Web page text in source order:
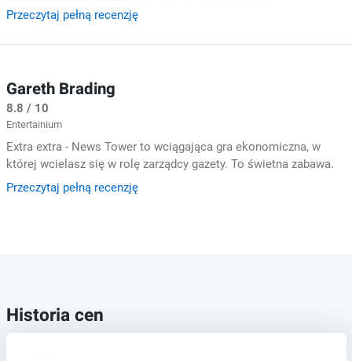
Przeczytaj pełną recenzję
Gareth Brading
8.8 / 10
Entertainium
Extra extra - News Tower to wciągająca gra ekonomiczna, w
której wcielasz się w rolę zarządcy gazety. To świetna zabawa.
Przeczytaj pełną recenzję
Historia cen